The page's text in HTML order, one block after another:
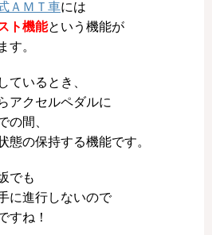
ＡＭＴ車には
ト機能という機能が
す。
ているとき、
アクセルペダルに
の間、
態の保持する機能です。
でも
に進行しないので
すね！